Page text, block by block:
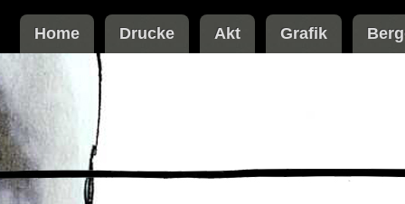
Home Drucke Akt Grafik